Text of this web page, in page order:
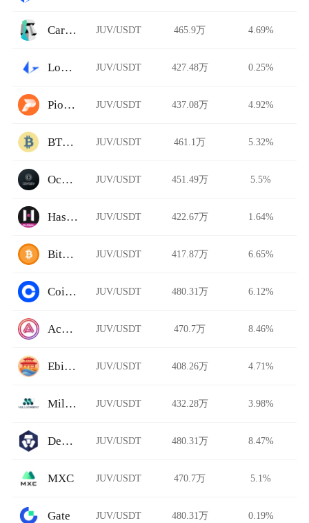
Carbon DeFi JUV/USDT 465.9万 4.69%
Loopring AMM JUV/USDT 427.48万 0.25%
Pionex JUV/USDT 437.08万 4.92%
BTCTradeUA JUV/USDT 461.1万 5.32%
Ocnex JUV/USDT 451.49万 5.5%
HashKey Global JUV/USDT 422.67万 1.64%
BitFlip JUV/USDT 417.87万 6.65%
Coinbase Pro JUV/USDT 480.31万 6.12%
Acala Swap JUV/USDT 470.7万 8.46%
Ebisu's Bay JUV/USDT 408.26万 4.71%
Millionero JUV/USDT 432.28万 3.98%
DeFi Swap JUV/USDT 480.31万 8.47%
MXC JUV/USDT 470.7万 5.1%
Gate JUV/USDT 480.31万 0.19%